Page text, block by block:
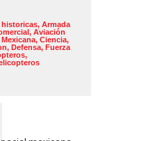
historicas, Armada
, Aviación
, Ciencia,
, Defensa, Fuerza
,